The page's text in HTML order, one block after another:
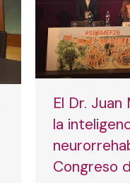
El Dr.
la
Congreso